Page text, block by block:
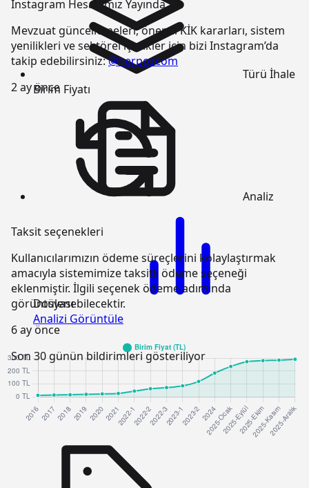
Instagram Hesabımız Yayında
Mevzuat güncellemeleri, önemli KİK kararları, sistem
yenilikleri ve sektörel içerikler için bizi Instagram’da
takip edebilirsiniz:@herpozcom
2 ay önce
Taksit seçenekleri
Kullanıcılarımızın ödeme süreçlerini kolaylaştırmak
amacıyla sistemimize taksitli ödeme seçeneği
eklenmiştir. İlgili seçenek ödeme adımında
görüntülenebilecektir.
6 ay önce
Son 30 günün bildirimleri gösteriliyor
Türü İhale
Birim Fiyatı
Analiz
Dosyası
Analizi Görüntüle